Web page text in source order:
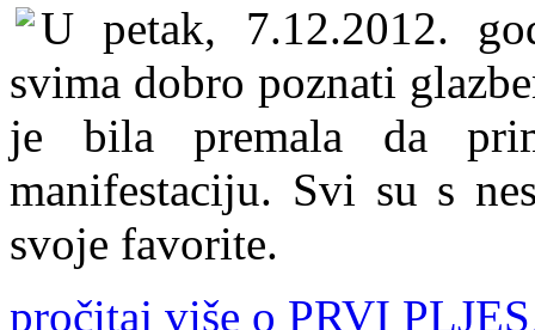
U petak, 7.12.2012.
svima dobro poznati
je bila premala da
manifestaciju. Svi su s
svoje favorite.
pročitaj više o PRVI